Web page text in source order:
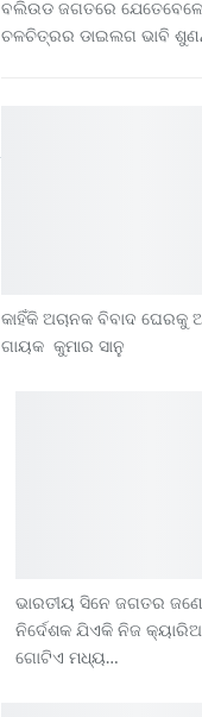
ବଲିଉଡ ଜଗତରେ ଯେତେବେଳେ
ଚଳଚିତ୍ରର ଡାଇଲଗ ଭାବି
କାହିଁକି ଅଚାନକ ବିବାଦ ଘେରକୁ
ଗାୟକ କୁମାର ସାନୁ
ଭାରତୀୟ ସିନେ ଜଗତର
ନିର୍ଦେଶକ ଯିଏକି ନିଜ
ଗୋଟିଏ ମଧ୍ୟ…